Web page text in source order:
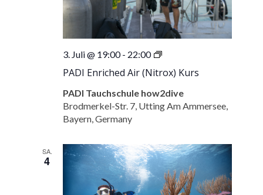
PADI Enriched Air (Nitrox) Kurs
3. Juli @ 19:00- 22:00
PADI
Air
(Nitrox)
Kurs
PADI Tauchschule how2dive
Brodmerkel-Str. 7, Utting Am Ammersee,
Bayern, Germany
SA.
4